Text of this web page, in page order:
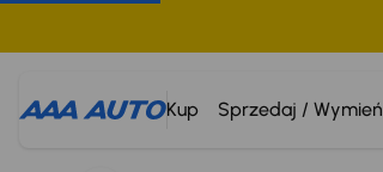
Kup Sprzedaj / Wymień
Szukam: